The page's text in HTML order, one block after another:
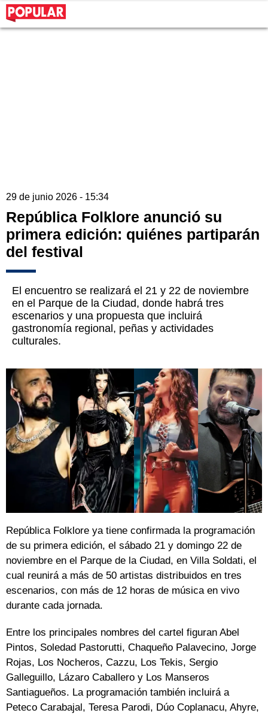
29 de junio 2026 - 15:34
República Folklore anunció su
primera edición: quiénes partiparán
del festival
El encuentro se realizará el 21 y 22 de noviembre
en el Parque de la Ciudad, donde habrá tres
escenarios y una propuesta que incluirá
gastronomía regional, peñas y actividades
culturales.
República Folklore ya tiene confirmada la programación
de su primera edición, el sábado 21 y domingo 22 de
noviembre en el Parque de la Ciudad, en Villa Soldati, el
cual reunirá a más de 50 artistas distribuidos en tres
escenarios, con más de 12 horas de música en vivo
durante cada jornada.
Entre los principales nombres del cartel figuran Abel
Pintos, Soledad Pastorutti, Chaqueño Palavecino, Jorge
Rojas, Los Nocheros, Cazzu, Los Tekis, Sergio
Galleguillo, Lázaro Caballero y Los Manseros
Santiagueños. La programación también incluirá a
Peteco Carabajal, Teresa Parodi, Dúo Coplanacu, Ahyre,